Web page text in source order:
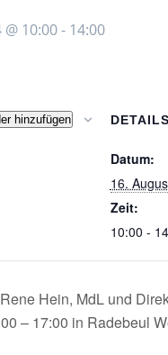
10:00- 14:00
hinzufügen DETAILS
Datum:
16.
Zeit:
10:00 -
Hein, MdL und
– 17:00 in Radebeul